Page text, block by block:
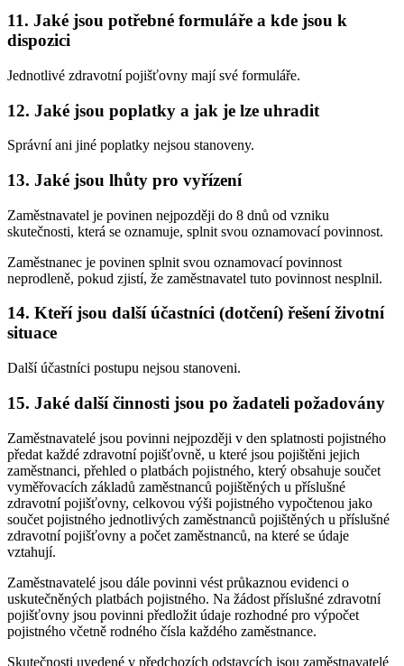
11. Jaké jsou potřebné formuláře a kde jsou k
dispozici
Jednotlivé zdravotní pojišťovny mají své formuláře.
12. Jaké jsou poplatky a jak je lze uhradit
Správní ani jiné poplatky nejsou stanoveny.
13. Jaké jsou lhůty pro vyřízení
Zaměstnavatel je povinen nejpozději do 8 dnů od vzniku
skutečnosti, která se oznamuje, splnit svou oznamovací povinnost.
Zaměstnanec je povinen splnit svou oznamovací povinnost
neprodleně, pokud zjistí, že zaměstnavatel tuto povinnost nesplnil.
14. Kteří jsou další účastníci (dotčení) řešení životní
situace
Další účastníci postupu nejsou stanoveni.
15. Jaké další činnosti jsou po žadateli požadovány
Zaměstnavatelé jsou povinni nejpozději v den splatnosti pojistného
předat každé zdravotní pojišťovně, u které jsou pojištěni jejich
zaměstnanci, přehled o platbách pojistného, který obsahuje součet
vyměřovacích základů zaměstnanců pojištěných u příslušné
zdravotní pojišťovny, celkovou výši pojistného vypočtenou jako
součet pojistného jednotlivých zaměstnanců pojištěných u příslušné
zdravotní pojišťovny a počet zaměstnanců, na které se údaje
vztahují.
Zaměstnavatelé jsou dále povinni vést průkaznou evidenci o
uskutečněných platbách pojistného. Na žádost příslušné zdravotní
pojišťovny jsou povinni předložit údaje rozhodné pro výpočet
pojistného včetně rodného čísla každého zaměstnance.
Skutečnosti uvedené v předchozích odstavcích jsou zaměstnavatelé